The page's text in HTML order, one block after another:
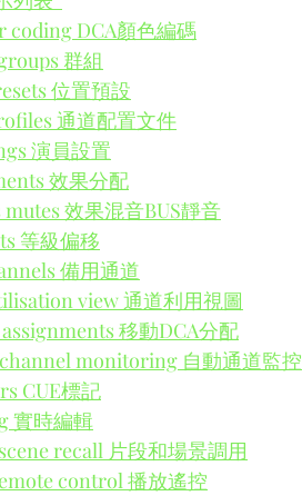
coding DCA顏色編碼
群組
位置預設
通道配置文件
演員設置
效果分配
mutes 效果混音BUS靜音
等級偏移
備用通道
view 通道利用視圖
移動DCA分配
monitoring 自動通道監控
CUE標記
實時編輯
recall 片段和場景調用
control 播放遙控